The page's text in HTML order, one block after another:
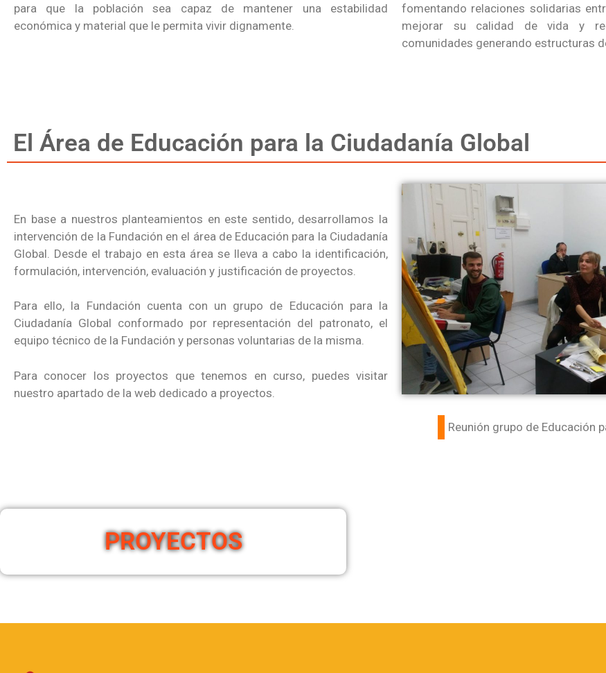
para que la población sea capaz de mantener una estabilidad
económica y material que le permita vivir dignamente.
fomentando relaciones solidarias
mejorar su calidad de vida y
comunidades generando estructuras
El Área de Educación para la Ciudadanía Global
En base a nuestros planteamientos en este sentido, desarrollamos la
intervención de la Fundación en el área de Educación para la Ciudadanía
Global. Desde el trabajo en esta área se lleva a cabo la identificación,
formulación, intervención, evaluación y justificación de proyectos.
Para ello, la Fundación cuenta con un grupo de Educación para la
Ciudadanía Global conformado por representación del patronato, el
equipo técnico de la Fundación y personas voluntarias de la misma.
Para conocer los proyectos que tenemos en curso, puedes visitar
nuestro apartado de la web dedicado a proyectos.
Reunión grupo de Educación
PROYECTOS